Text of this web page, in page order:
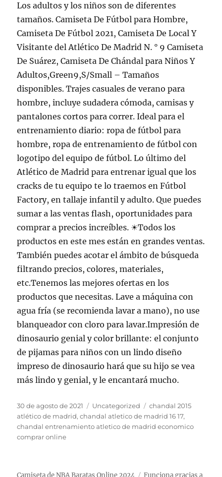
Los adultos y los niños son de diferentes
tamaños. Camiseta De Fútbol para Hombre,
Camiseta De Fútbol 2021, Camiseta De Local Y
Visitante del Atlético De Madrid N. ° 9 Camiseta
De Suárez, Camiseta De Chándal para Niños Y
Adultos,Green9,S/Small – Tamaños
disponibles. Trajes casuales de verano para
hombre, incluye sudadera cómoda, camisas y
pantalones cortos para correr. Ideal para el
entrenamiento diario: ropa de fútbol para
hombre, ropa de entrenamiento de fútbol con
logotipo del equipo de fútbol. Lo último del
Atlético de Madrid para entrenar igual que los
cracks de tu equipo te lo traemos en Fútbol
Factory, en tallaje infantil y adulto. Que puedes
sumar a las ventas flash, oportunidades para
comprar a precios increíbles. ☀Todos los
productos en este mes están en grandes ventas.
También puedes acotar el ámbito de búsqueda
filtrando precios, colores, materiales,
etc.Tenemos las mejores ofertas en los
productos que necesitas. Lave a máquina con
agua fría (se recomienda lavar a mano), no use
blanqueador con cloro para lavar.Impresión de
dinosaurio genial y color brillante: el conjunto
de pijamas para niños con un lindo diseño
impreso de dinosaurio hará que su hijo se vea
más lindo y genial, y le encantará mucho.
Publicado
el
30 de agosto de 2021 Categorías
Uncategorized Etiquetas
chandal 2015
atlético de madrid,chandal atletico de madrid 16 17,
chandal entrenamiento atletico de madrid economico
comprar online
Camiseta de NBA Baratas Online 2024 Funciona gracias a